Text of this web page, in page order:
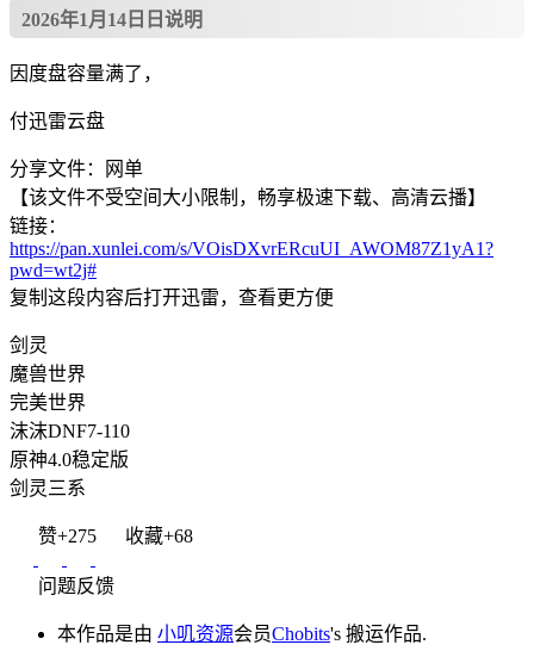
2026年1月14日日说明
因度盘容量满了，
付迅雷云盘
分享文件：网单
【该文件不受空间大小限制，畅享极速下载、高清云播】
链接：
https://pan.xunlei.com/s/VOisDXvrERcuUI_AWOM87Z1yA1?
pwd=wt2j#
复制这段内容后打开迅雷，查看更方便
剑灵
魔兽世界
完美世界
沫沫DNF7-110
原神4.0稳定版
剑灵三系
赞+275 收藏+68
问题反馈
本作品是由 小叽资源会员Chobits's 搬运作品.